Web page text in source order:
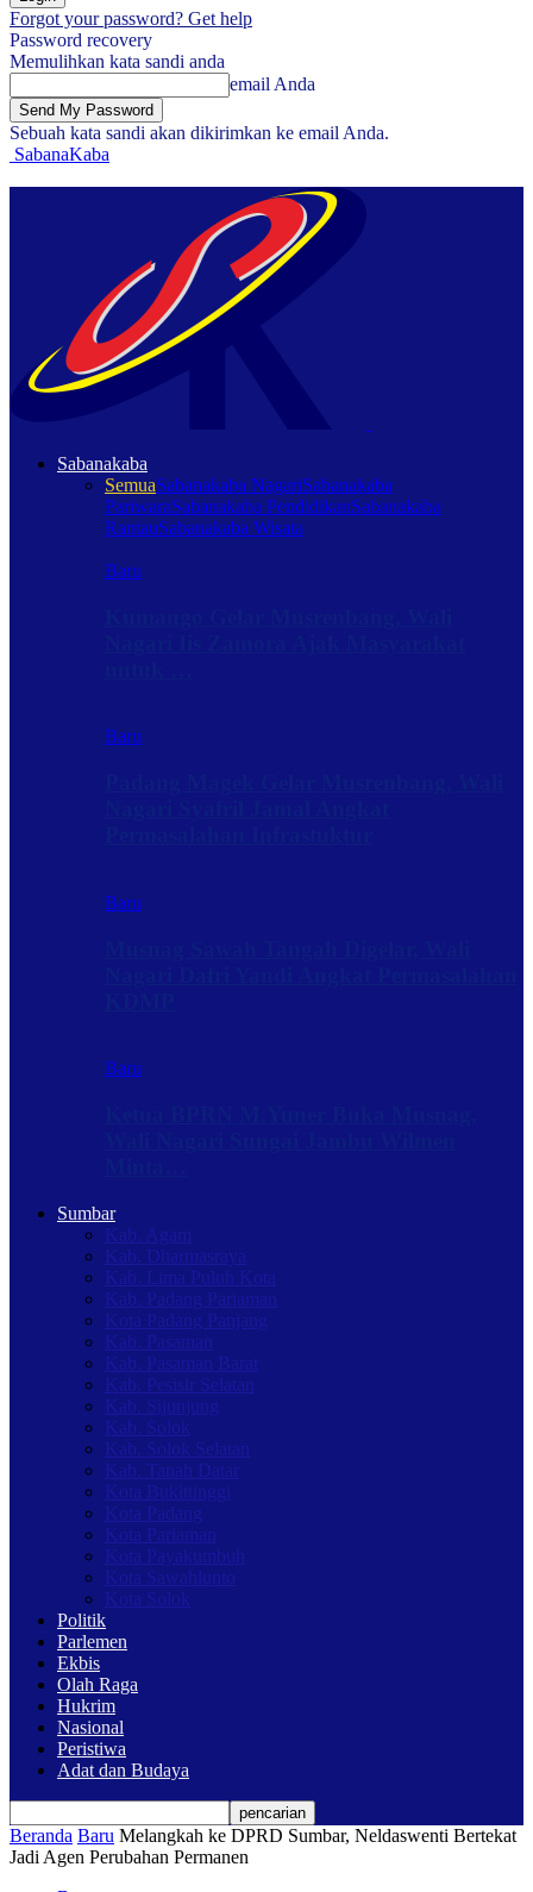
Forgot your password? Get help
Password recovery
Memulihkan kata sandi anda
email Anda
Sebuah kata sandi akan dikirimkan ke email Anda.
SabanaKaba
Sabanakaba
SemuaSabanakaba NagariSabanakaba
PariwaraSabanakaba PendidikanSabanakaba
RantauSabanakaba Wisata
Baru
Baru
Baru
Baru
Sumbar
Kab. Agam
Kab. Dharmasraya
Kab. Lima Puluh Kota
Kab. Padang Pariaman
Kota Padang Panjang
Kab. Pasaman
Kab. Pasaman Barat
Kab. Pesisir Selatan
Kab. Sijunjung
Kab. Solok
Kab. Solok Selatan
Kab. Tanah Datar
Kota Bukittinggi
Kota Padang
Kota Pariaman
Kota Payakumbuh
Kota Sawahlunto
Kota Solok
Politik
Parlemen
Ekbis
Olah Raga
Hukrim
Nasional
Peristiwa
Adat dan Budaya
Beranda Baru Melangkah ke DPRD Sumbar, Neldaswenti Bertekat
Jadi Agen Perubahan Permanen